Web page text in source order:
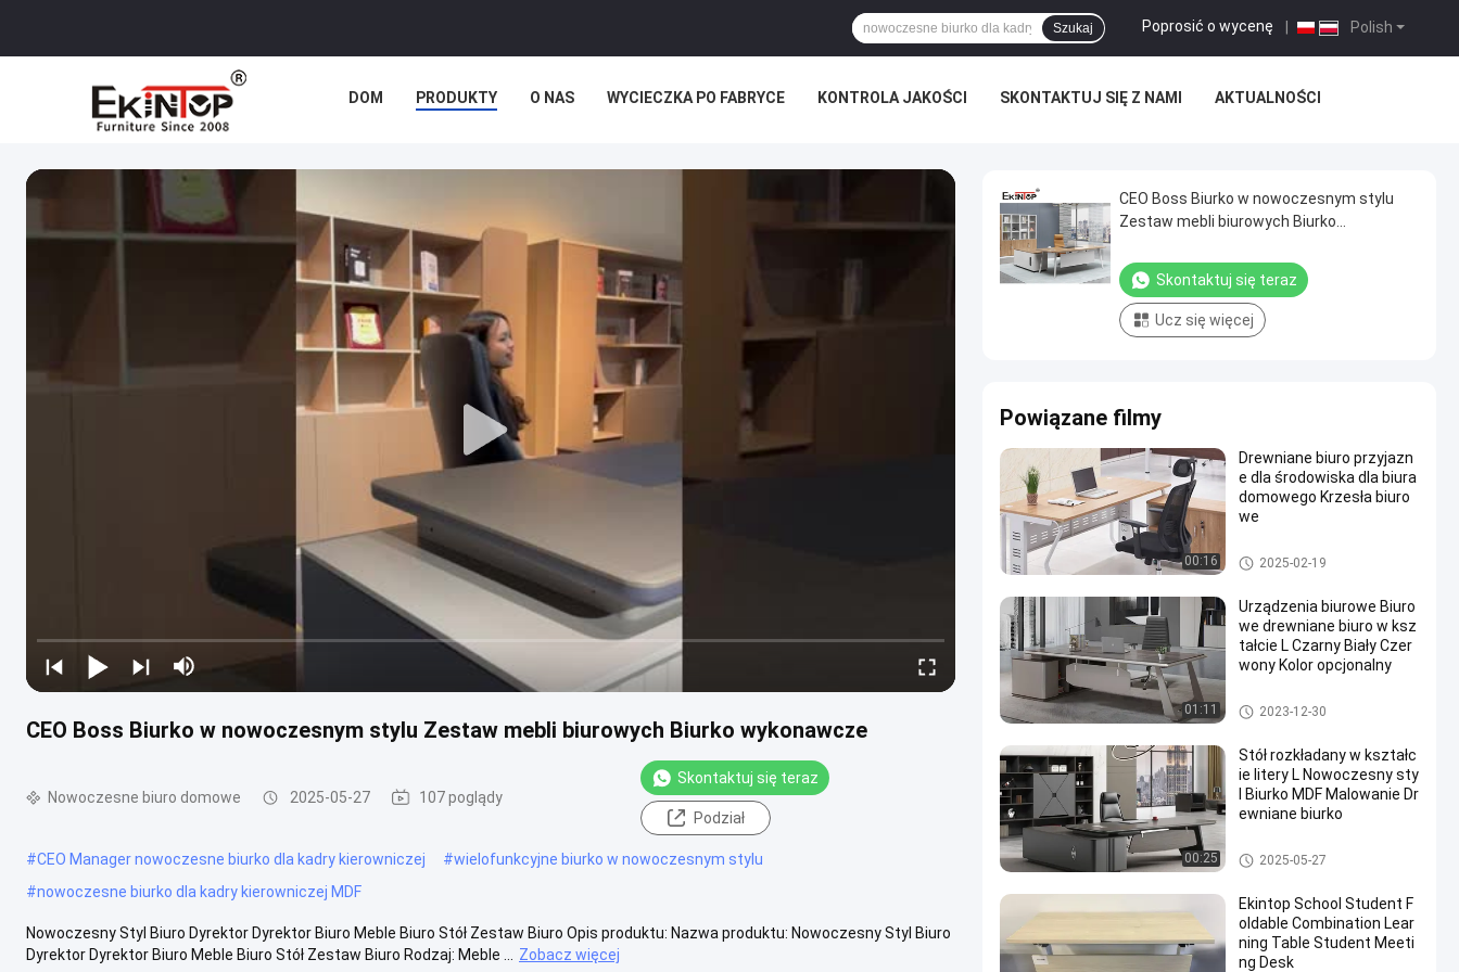
Polish
Poprosić o wycenę
Szukaj
DOM PRODUKTY O NAS WYCIECZKA PO FABRYCE KONTROLA JAKOŚCI SKONTAKTUJ SIĘ Z NAMI AKTUALNOŚCI
CEO Boss Biurko w nowoczesnym stylu Zestaw mebli biurowych Biurko wykonawcze
Nowoczesne biuro domowe 2025-05-27 107 poglądy
Skontaktuj się teraz
Podział
#CEO Manager nowoczesne biurko dla kadry kierowniczej #wielofunkcyjne biurko w nowoczesnym stylu
#nowoczesne biurko dla kadry kierowniczej MDF
Nowoczesny Styl Biuro Dyrektor Dyrektor Biuro Meble Biuro Stół Zestaw Biuro Opis produktu: Nazwa produktu: Nowoczesny Styl Biuro
Dyrektor Dyrektor Biuro Meble Biuro Stół Zestaw Biuro Rodzaj: Meble ...
Zobacz więcej
CEO Boss Biurko w nowoczesnym stylu
Zestaw mebli biurowych Biurko
Skontaktuj się teraz
Ucz się więcej
Powiązane filmy
00:16
Drewniane biuro przyjazn
e dla środowiska dla biura
domowego Krzesła biuro
we
Biuro handlowe
2025-02-19
01:11
Urządzenia biurowe Biuro
we drewniane biuro w ksz
tałcie L Czarny Biały Czer
wony Kolor opcjonalny
Nowoczesne biuro domowe
2023-12-30
00:25
Stół rozkładany w kształc
ie litery L Nowoczesny sty
l Biurko MDF Malowanie Dr
ewniane biurko
Nowoczesne biuro domowe
2025-05-27
Ekintop School Student F
oldable Combination Lear
ning Table Student Meeti
ng Desk